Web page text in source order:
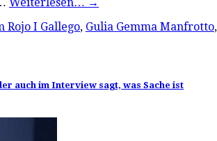
Rojo I Gallego, Gulia Gemma Manfrotto,
auch im Interview sagt, was Sache ist